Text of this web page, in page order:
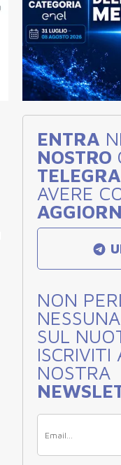
ENTRA
NOSTRO
AVERE
NON
SUL
ISCRIVITI
NOSTRA